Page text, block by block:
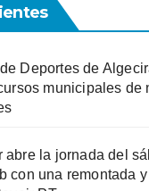
Deportes de
municipales de
abre la jornada del
con una remontada